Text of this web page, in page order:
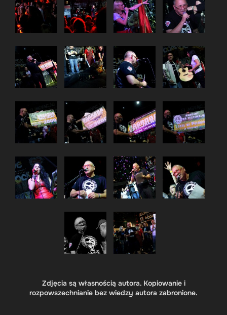
Zdjęcia są własnością autora. Kopiowanie i
rozpowszechnianie bez wiedzy autora zabronione.